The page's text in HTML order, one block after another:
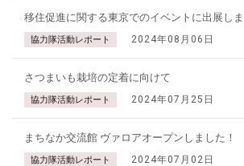
移住促進に関する東京でのイベントに出展しま
協力隊活動レポート 2024年08月06日
さつまいも栽培の定着に向けて
協力隊活動レポート 2024年07月25日
まちなか交流館 ヴァロアオープンしました！
協力隊活動レポート 2024年07月02日